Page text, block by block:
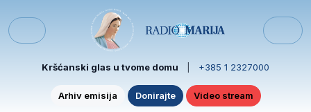
Menu
Kršćanski glas u tvome domu +385 1 2327000
Arhiv emisija Donirajte Video stream